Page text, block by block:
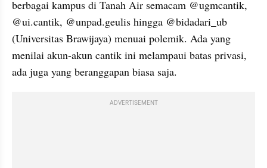
berbagai kampus di Tanah Air semacam @ugmcantik,
@ui.cantik, @unpad.geulis hingga @bidadari_ub
(Universitas Brawijaya) menuai polemik. Ada yang
menilai akun-akun cantik ini melampaui batas privasi,
ada juga yang beranggapan biasa saja.
ADVERTISEMENT